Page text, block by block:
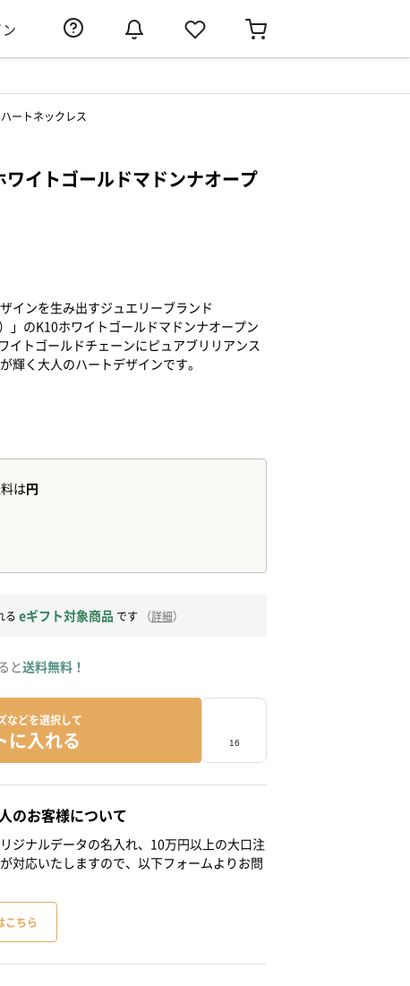
ートネックレス
イトゴールドマドンナオープ
インを生み出すジュエリーブランド
」のK10ホワイトゴールドマドンナオープン
イトゴールドチェーンにピュアブリリアンス
輝く大人のハートデザインです。
る eギフト対象商品 です （詳細）
と送料無料！
などを選択して
に入れる
のお客様について
ジナルデータの名入れ、10万円以上の大口注
対応いたしますので、以下フォームよりお問
こちら